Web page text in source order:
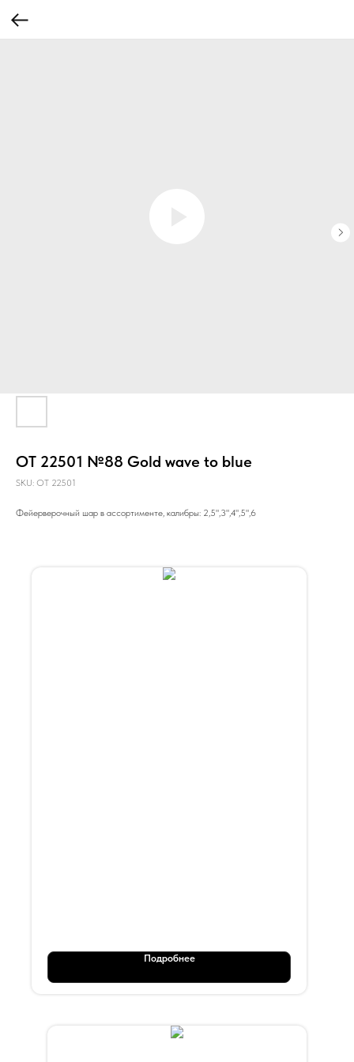
ОТ 22501 №88 Gold wave to blue
SKU: ОТ 22501
Фейерверочный шар в ассортименте, калибры: 2,5",3",4",5",6
Подробнее